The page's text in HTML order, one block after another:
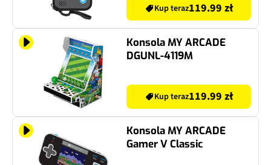
Kup teraz119.99 zł
Konsola MY ARCADE
DGUNL-4119M
Kup teraz119.99 zł
Konsola MY ARCADE
Gamer V Classic